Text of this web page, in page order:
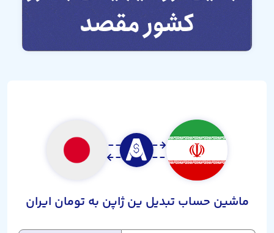
ماشین حساب تبدیل ین ژاپن به تومان ایران